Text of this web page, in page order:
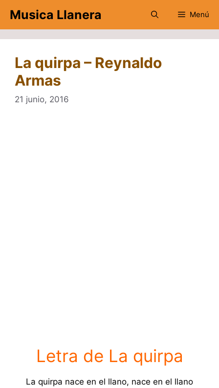
contenido
Musica Llanera Menú
La quirpa – Reynaldo
Armas
21 junio, 2016
Letra de La quirpa
La quirpa nace en el llano, nace en el llano